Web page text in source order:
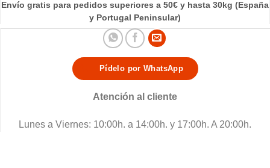
Envío gratis para pedidos superiores a 50€ y hasta 30kg (España
y Portugal Peninsular)
Pídelo por WhatsApp
Atención al cliente
Lunes a Viernes: 10:00h. a 14:00h. y 17:00h. A 20:00h.